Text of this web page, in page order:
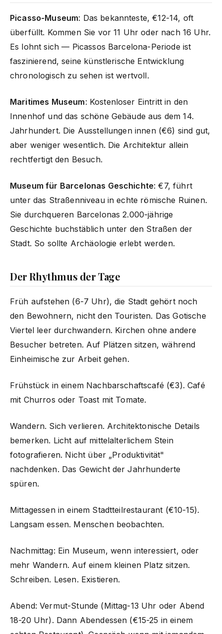
Picasso-Museum: Das bekannteste, €12-14, oft
überfüllt. Kommen Sie vor 11 Uhr oder nach 16 Uhr.
Es lohnt sich — Picassos Barcelona-Periode ist
faszinierend, seine künstlerische Entwicklung
chronologisch zu sehen ist wertvoll.
Maritimes Museum: Kostenloser Eintritt in den
Innenhof und das schöne Gebäude aus dem 14.
Jahrhundert. Die Ausstellungen innen (€6) sind gut,
aber weniger wesentlich. Die Architektur allein
rechtfertigt den Besuch.
Museum für Barcelonas Geschichte: €7, führt
unter das Straßenniveau in echte römische Ruinen.
Sie durchqueren Barcelonas 2.000-jährige
Geschichte buchstäblich unter den Straßen der
Stadt. So sollte Archäologie erlebt werden.
Der Rhythmus der Tage
Früh aufstehen (6-7 Uhr), die Stadt gehört noch
den Bewohnern, nicht den Touristen. Das Gotische
Viertel leer durchwandern. Kirchen ohne andere
Besucher betreten. Auf Plätzen sitzen, während
Einheimische zur Arbeit gehen.
Frühstück in einem Nachbarschaftscafé (€3). Café
mit Churros oder Toast mit Tomate.
Wandern. Sich verlieren. Architektonische Details
bemerken. Licht auf mittelalterlichem Stein
fotografieren. Nicht über „Produktivität"
nachdenken. Das Gewicht der Jahrhunderte
spüren.
Mittagessen in einem Stadtteilrestaurant (€10-15).
Langsam essen. Menschen beobachten.
Nachmittag: Ein Museum, wenn interessiert, oder
mehr Wandern. Auf einem kleinen Platz sitzen.
Schreiben. Lesen. Existieren.
Abend: Vermut-Stunde (Mittag-13 Uhr oder Abend
18-20 Uhr). Dann Abendessen (€15-25 in einem